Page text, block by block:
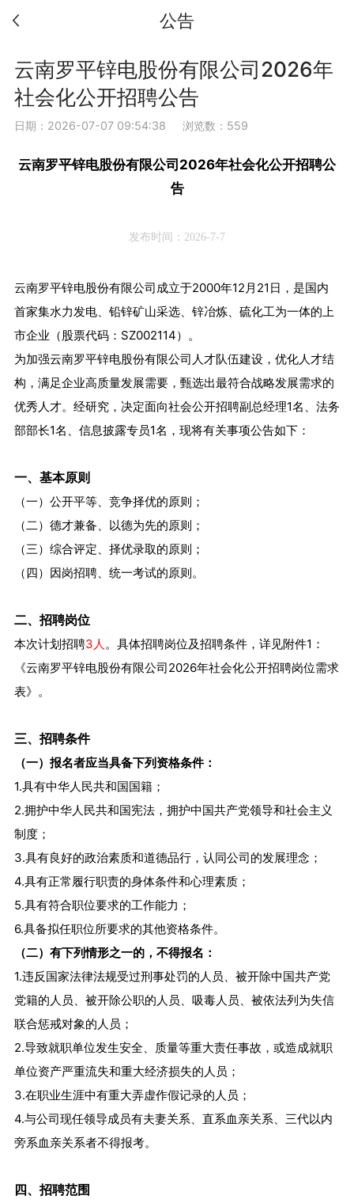
公告
云南罗平锌电股份有限公司2026年
社会化公开招聘公告
日期：2026-07-07 09:54:38浏览数：559
云南罗平锌电股份有限公司2026年社会化公开招聘公
告
发布时间：2026-7-7
云南罗平锌电股份有限公司成立于2000年12月21日，是国内
首家集水力发电、铅锌矿山采选、锌冶炼、硫化工为一体的上
市企业（股票代码：SZ002114）。
为加强云南罗平锌电股份有限公司人才队伍建设，优化人才结
构，满足企业高质量发展需要，甄选出最符合战略发展需求的
优秀人才。经研究，决定面向社会公开招聘副总经理1名、法务
部部长1名、信息披露专员1名，现将有关事项公告如下：
一、基本原则
（一）公开平等、竞争择优的原则；
（二）德才兼备、以德为先的原则；
（三）综合评定、择优录取的原则；
（四）因岗招聘、统一考试的原则。
二、招聘岗位
本次计划招聘3人。具体招聘岗位及招聘条件，详见附件1：
《云南罗平锌电股份有限公司2026年社会化公开招聘岗位需求
表》。
三、招聘条件
（一）报名者应当具备下列资格条件：
1.具有中华人民共和国国籍；
2.拥护中华人民共和国宪法，拥护中国共产党领导和社会主义
制度；
3.具有良好的政治素质和道德品行，认同公司的发展理念；
4.具有正常履行职责的身体条件和心理素质；
5.具有符合职位要求的工作能力；
6.具备拟任职位所要求的其他资格条件。
（二）有下列情形之一的，不得报名：
1.违反国家法律法规受过刑事处罚的人员、被开除中国共产党
党籍的人员、被开除公职的人员、吸毒人员、被依法列为失信
联合惩戒对象的人员；
2.导致就职单位发生安全、质量等重大责任事故，或造成就职
单位资产严重流失和重大经济损失的人员；
3.在职业生涯中有重大弄虚作假记录的人员；
4.与公司现任领导成员有夫妻关系、直系血亲关系、三代以内
旁系血亲关系者不得报考。
四、招聘范围